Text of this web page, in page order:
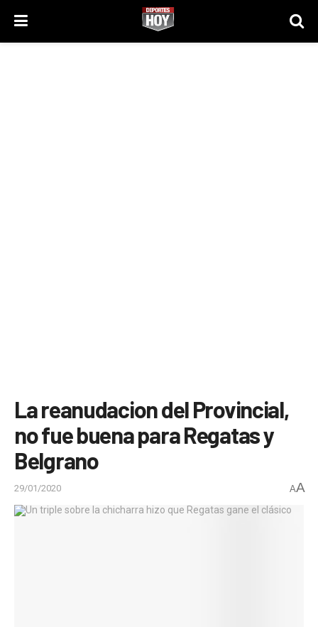
La reanudacion del Provincial,
no fue buena para Regatas y
Belgrano
29/01/2020 AA